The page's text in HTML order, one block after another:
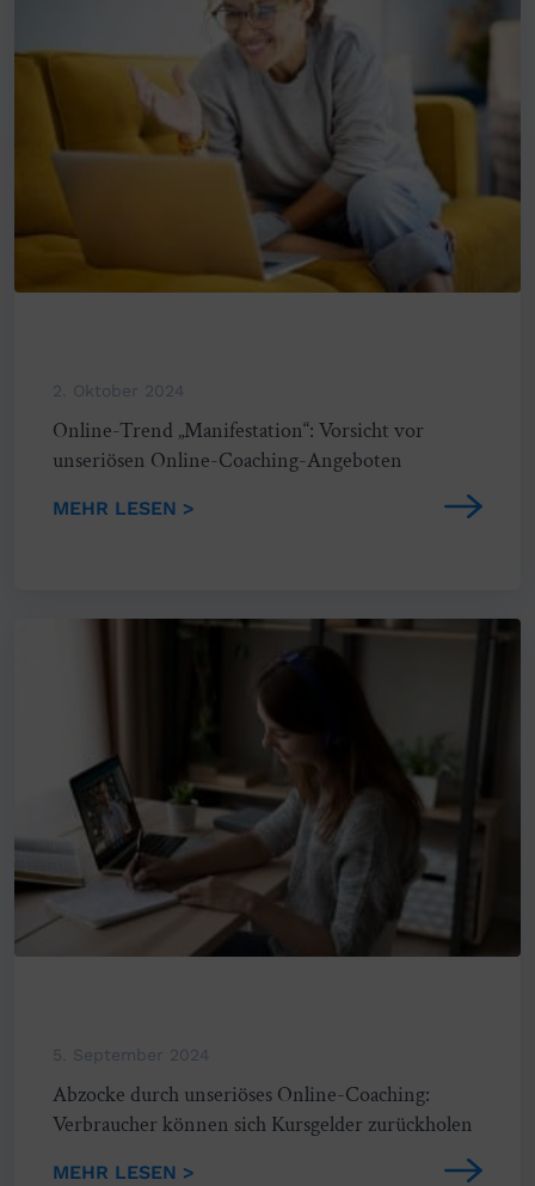
2. Oktober 2024
Online-Trend „Manifestation“: Vorsicht vor
unseriösen Online-Coaching-Angeboten
MEHR LESEN >
5. September 2024
Abzocke durch unseriöses Online-Coaching:
Verbraucher können sich Kursgelder zurückholen
MEHR LESEN >